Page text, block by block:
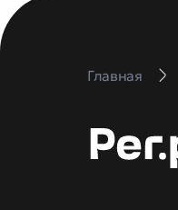
Главная